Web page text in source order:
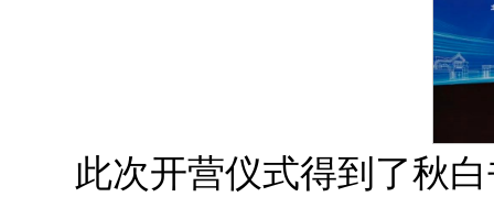
此次开营仪式得到了秋